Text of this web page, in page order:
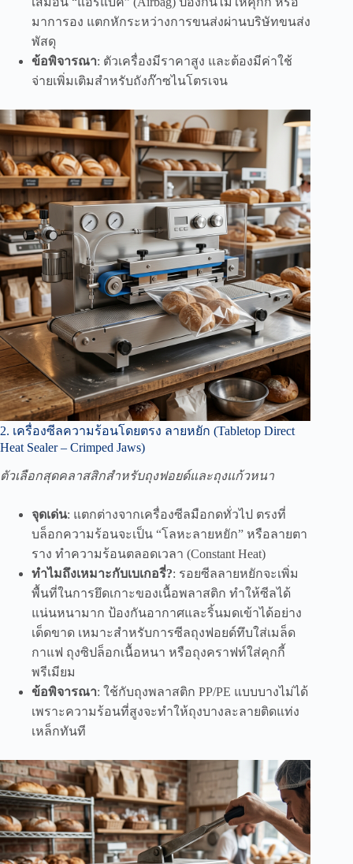
มาการอง แตกหักระหว่างการขนส่งผ่านบริษัทขนส่ง
พัสดุ
ข้อพิจารณา: ตัวเครื่องมีราคาสูง และต้องมีค่าใช้
จ่ายเพิ่มเติมสำหรับถังก๊าซไนโตรเจน
2. เครื่องซีลความร้อนโดยตรง ลายหยัก (Tabletop Direct
Heat Sealer – Crimped Jaws)
ตัวเลือกสุดคลาสสิกสำหรับถุงฟอยด์และถุงแก้วหนา
จุดเด่น: แตกต่างจากเครื่องซีลมือกดทั่วไป ตรงที่
บล็อกความร้อนจะเป็น “โลหะลายหยัก” หรือลายตา
ราง ทำความร้อนตลอดเวลา (Constant Heat)
ทำไมถึงเหมาะกับเบเกอรี่?: รอยซีลลายหยักจะเพิ่ม
พื้นที่ในการยึดเกาะของเนื้อพลาสติก ทำให้ซีลได้
แน่นหนามาก ป้องกันอากาศและริ้นมดเข้าได้อย่าง
เด็ดขาด เหมาะสำหรับการซีลถุงฟอยด์ทึบใส่เมล็ด
กาแฟ ถุงซิปล็อกเนื้อหนา หรือถุงคราฟท์ใส่คุกกี้
พรีเมียม
ข้อพิจารณา: ใช้กับถุงพลาสติก PP/PE แบบบางไม่ได้
เพราะความร้อนที่สูงจะทำให้ถุงบางละลายติดแท่ง
เหล็กทันที